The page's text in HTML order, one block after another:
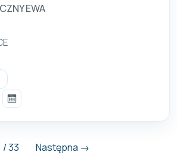
EWA
+48 664 430 710
🛗
/ 33 Następna →